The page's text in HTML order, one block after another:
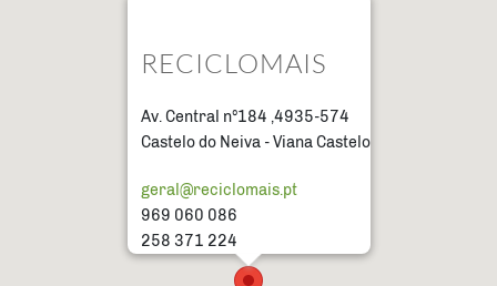
RECICLOMAIS
Av. Central nº184 ,4935-574
Castelo do Neiva - Viana Castelo
geral@reciclomais.pt
969 060 086
258 371 224